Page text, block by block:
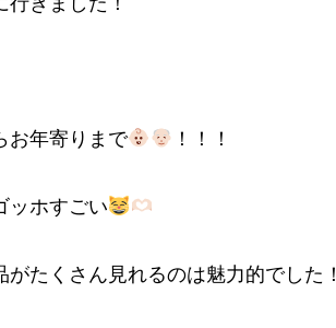
お年寄りまで ！！！
ッホすごい
たくさん見れるのは魅力的でした！